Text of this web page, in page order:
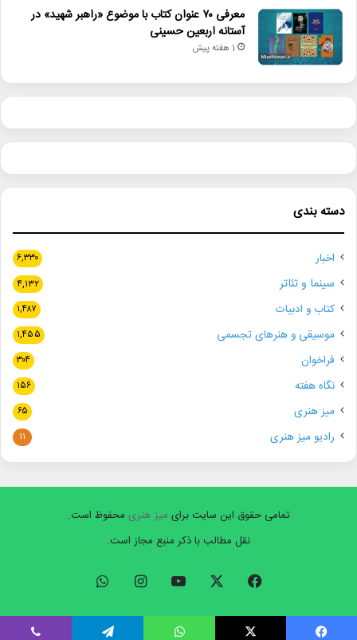
معرفی ۷۰ عنوان کتاب با موضوع «راهبر شهید» در
آستانه اربعین حسینی
1 هفته پیش
دسته بندی
اخبار ۶,۳۳۰
سینما و تئاتر ۴,۱۳۲
کتاب و ادبیات ۱,۴۸۷
موسیقی و هنرهای تجسمی ۱,۴۵۵
فراخوان ۳۰۴
نگاه هفته ۱۵۶
میز هنری ۶۵
رادیو میز هنری ۱۱
تمامی حقوق این سایت برای میز هنری محفوظ است.
نقل مطالب با ذکر منبع مجاز است.
فیسبوک ایکس یوتیوب اینستاگرام
آپ